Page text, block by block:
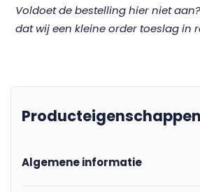
Voldoet de bestelling hier niet
dat wij een kleine order toeslag in
Producteigenschappen
Algemene informatie